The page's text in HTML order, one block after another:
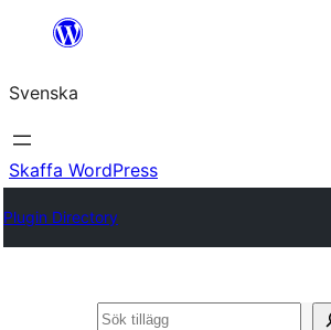
Hoppa
innehåll
Svenska
Skaffa WordPress
Plugin Directory
Sök